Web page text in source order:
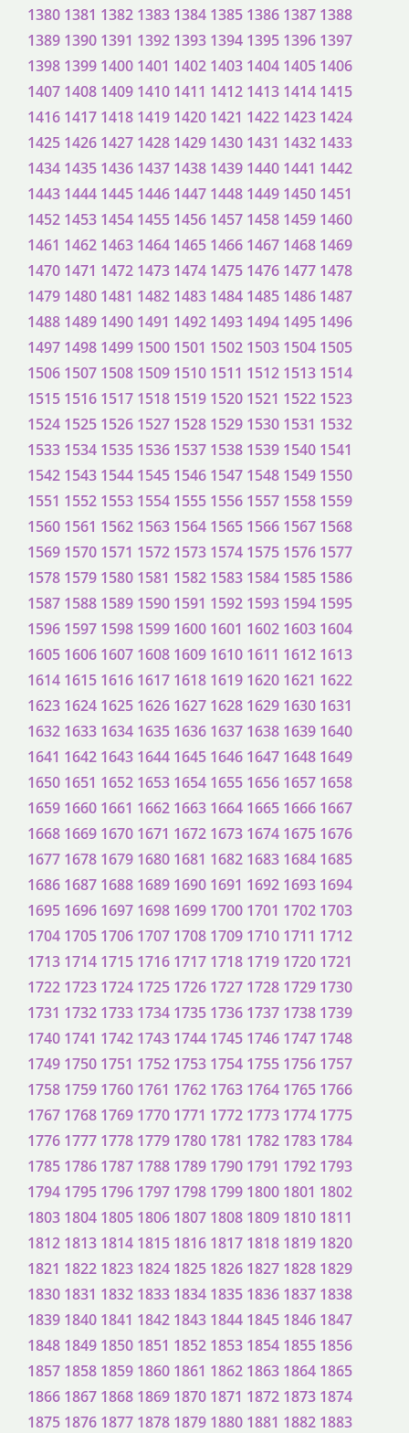
1380 1381 1382 1383 1384 1385 1386 1387 1388
1389 1390 1391 1392 1393 1394 1395 1396 1397
1398 1399 1400 1401 1402 1403 1404 1405 1406
1407 1408 1409 1410 1411 1412 1413 1414 1415
1416 1417 1418 1419 1420 1421 1422 1423 1424
1425 1426 1427 1428 1429 1430 1431 1432 1433
1434 1435 1436 1437 1438 1439 1440 1441 1442
1443 1444 1445 1446 1447 1448 1449 1450 1451
1452 1453 1454 1455 1456 1457 1458 1459 1460
1461 1462 1463 1464 1465 1466 1467 1468 1469
1470 1471 1472 1473 1474 1475 1476 1477 1478
1479 1480 1481 1482 1483 1484 1485 1486 1487
1488 1489 1490 1491 1492 1493 1494 1495 1496
1497 1498 1499 1500 1501 1502 1503 1504 1505
1506 1507 1508 1509 1510 1511 1512 1513 1514
1515 1516 1517 1518 1519 1520 1521 1522 1523
1524 1525 1526 1527 1528 1529 1530 1531 1532
1533 1534 1535 1536 1537 1538 1539 1540 1541
1542 1543 1544 1545 1546 1547 1548 1549 1550
1551 1552 1553 1554 1555 1556 1557 1558 1559
1560 1561 1562 1563 1564 1565 1566 1567 1568
1569 1570 1571 1572 1573 1574 1575 1576 1577
1578 1579 1580 1581 1582 1583 1584 1585 1586
1587 1588 1589 1590 1591 1592 1593 1594 1595
1596 1597 1598 1599 1600 1601 1602 1603 1604
1605 1606 1607 1608 1609 1610 1611 1612 1613
1614 1615 1616 1617 1618 1619 1620 1621 1622
1623 1624 1625 1626 1627 1628 1629 1630 1631
1632 1633 1634 1635 1636 1637 1638 1639 1640
1641 1642 1643 1644 1645 1646 1647 1648 1649
1650 1651 1652 1653 1654 1655 1656 1657 1658
1659 1660 1661 1662 1663 1664 1665 1666 1667
1668 1669 1670 1671 1672 1673 1674 1675 1676
1677 1678 1679 1680 1681 1682 1683 1684 1685
1686 1687 1688 1689 1690 1691 1692 1693 1694
1695 1696 1697 1698 1699 1700 1701 1702 1703
1704 1705 1706 1707 1708 1709 1710 1711 1712
1713 1714 1715 1716 1717 1718 1719 1720 1721
1722 1723 1724 1725 1726 1727 1728 1729 1730
1731 1732 1733 1734 1735 1736 1737 1738 1739
1740 1741 1742 1743 1744 1745 1746 1747 1748
1749 1750 1751 1752 1753 1754 1755 1756 1757
1758 1759 1760 1761 1762 1763 1764 1765 1766
1767 1768 1769 1770 1771 1772 1773 1774 1775
1776 1777 1778 1779 1780 1781 1782 1783 1784
1785 1786 1787 1788 1789 1790 1791 1792 1793
1794 1795 1796 1797 1798 1799 1800 1801 1802
1803 1804 1805 1806 1807 1808 1809 1810 1811
1812 1813 1814 1815 1816 1817 1818 1819 1820
1821 1822 1823 1824 1825 1826 1827 1828 1829
1830 1831 1832 1833 1834 1835 1836 1837 1838
1839 1840 1841 1842 1843 1844 1845 1846 1847
1848 1849 1850 1851 1852 1853 1854 1855 1856
1857 1858 1859 1860 1861 1862 1863 1864 1865
1866 1867 1868 1869 1870 1871 1872 1873 1874
1875 1876 1877 1878 1879 1880 1881 1882 1883